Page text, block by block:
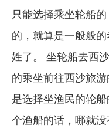
只能选择乘坐轮船
的，就算是一般般
姓了。 坐轮船去西
的乘坐前往西沙旅
是选择坐渔民的轮
个渔船的话，哪就